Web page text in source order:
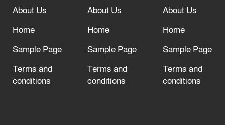
About Us
Home
Sample Page
Terms and
conditions
About Us
Home
Sample Page
Terms and
conditions
About Us
Home
Sample Page
Terms and
conditions